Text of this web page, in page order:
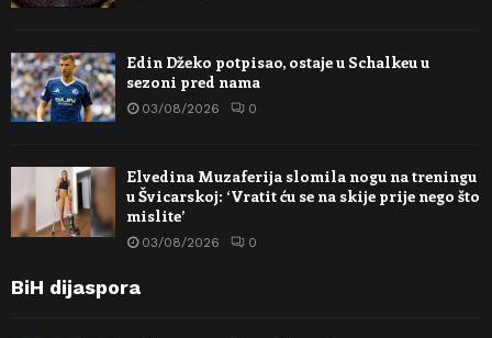
Edin Džeko potpisao, ostaje u Schalkeu u
sezoni pred nama
03/08/2026 0
Elvedina Muzaferija slomila nogu na treningu
u Švicarskoj: ‘Vratit ću se na skije prije nego što
mislite’
03/08/2026 0
BiH dijaspora